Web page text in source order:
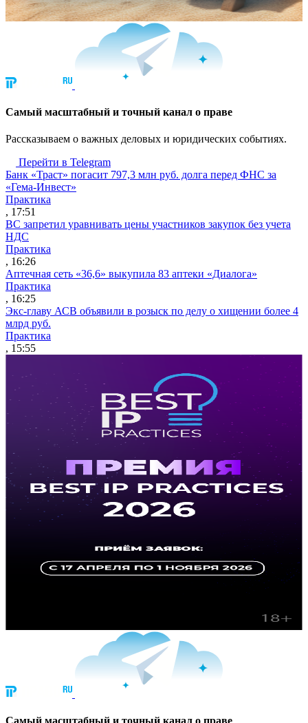
Cамый масштабный и точный канал о праве
Рассказываем о важных деловых и юридических событиях.
Перейти в Telegram
Банк «Траст» погасит 797,3 млн руб. долга перед ФНС за
«Гема-Инвест»
Практика
, 17:51
ВС запретил уравнивать цены участников закупок без учета
НДС
Практика
, 16:26
Аптечная сеть «36,6» выкупила 83 аптеки «Диалога»
Практика
, 16:25
Экс-главу АСВ объявили в розыск по делу о хищении более 4
млрд руб.
Практика
, 15:55